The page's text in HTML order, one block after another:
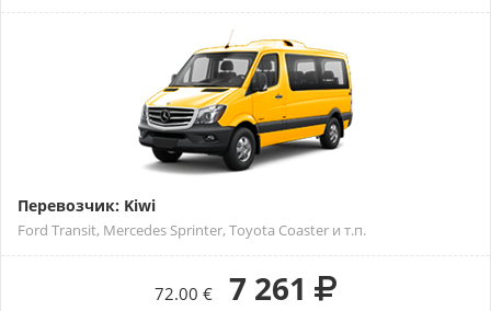
Перевозчик: Kiwi
Ford Transit, Mercedes Sprinter, Toyota Coaster и т.п.
72.00 € 7 261